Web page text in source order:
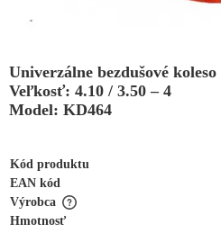
Univerzálne bezdušové koleso
Veľkosť: 4.10 / 3.50 – 4
Model: KD464
Kód produktu
EAN kód
Výrobca
Hmotnosť